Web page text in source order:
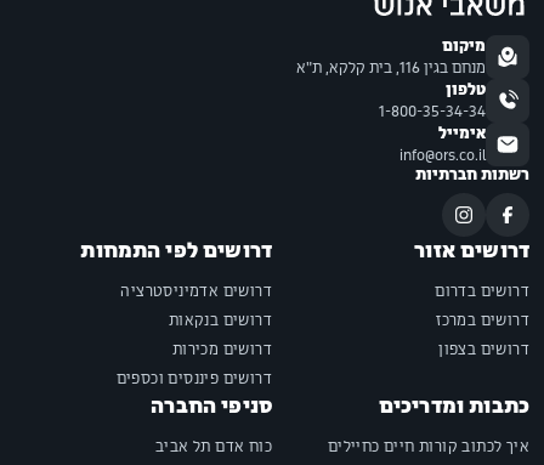
מיקום
מנחם בגין 116, בית קלקא, ת"א
טלפון
1-800-35-34-34
אימייל
info@ors.co.il
רשתות חברתיות
דרושים אזור
דרושים בדרום
דרושים במרכז
דרושים בצפון
דרושים לפי התמחות
דרושים אדמיניסטרציה
דרושים בנקאות
דרושים מכירות
דרושים פיננסים וכספים
כתבות ומדריכים
איך לכתוב קורות חיים כחיילים
סניפי החברה
כוח אדם תל אביב